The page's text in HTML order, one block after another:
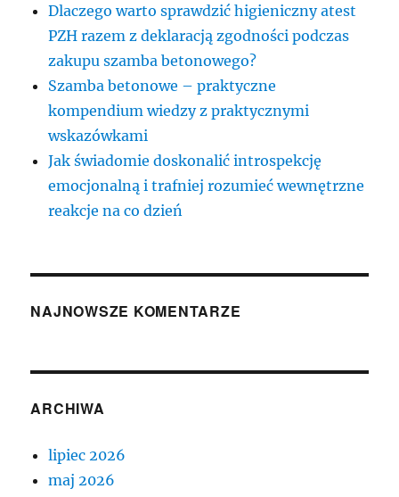
Dlaczego warto sprawdzić higieniczny atest
PZH razem z deklaracją zgodności podczas
zakupu szamba betonowego?
Szamba betonowe – praktyczne
kompendium wiedzy z praktycznymi
wskazówkami
Jak świadomie doskonalić introspekcję
emocjonalną i trafniej rozumieć wewnętrzne
reakcje na co dzień
NAJNOWSZE KOMENTARZE
ARCHIWA
lipiec 2026
maj 2026